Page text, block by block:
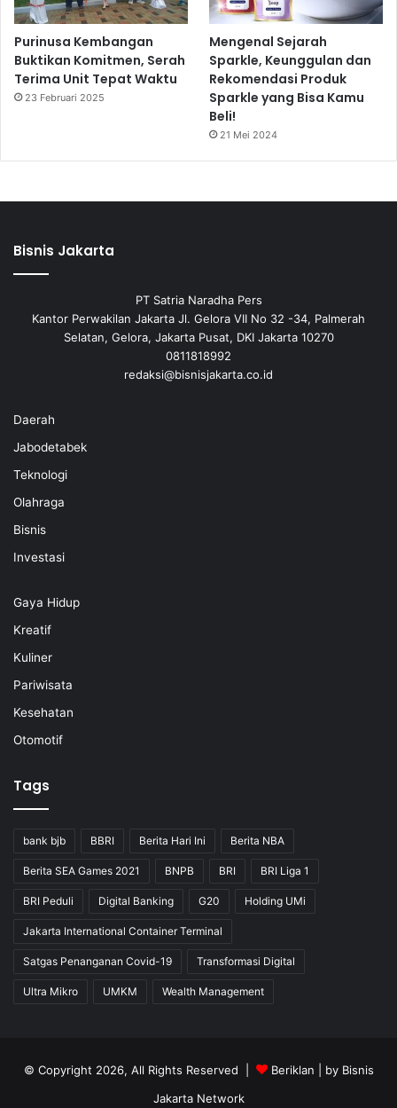
Purinusa Kembangan
Buktikan Komitmen, Serah
Terima Unit Tepat Waktu
23 Februari 2025
Mengenal Sejarah
Sparkle, Keunggulan dan
Rekomendasi Produk
Sparkle yang Bisa Kamu
Beli!
21 Mei 2024
Bisnis Jakarta
PT Satria Naradha Pers
Kantor Perwakilan Jakarta Jl. Gelora VII No 32 -34, Palmerah
Selatan, Gelora, Jakarta Pusat, DKI Jakarta 10270
0811818992
redaksi@bisnisjakarta.co.id
Daerah
Jabodetabek
Teknologi
Olahraga
Bisnis
Investasi
Gaya Hidup
Kreatif
Kuliner
Pariwisata
Kesehatan
Otomotif
Tags
bank bjb BBRI Berita Hari Ini Berita NBA
Berita SEA Games 2021 BNPB BRI BRI Liga 1
BRI Peduli Digital Banking G20 Holding UMi
Jakarta International Container Terminal
Satgas Penanganan Covid-19 Transformasi Digital
Ultra Mikro UMKM Wealth Management
© Copyright 2026, All Rights Reserved | Beriklan | by Bisnis
Jakarta Network